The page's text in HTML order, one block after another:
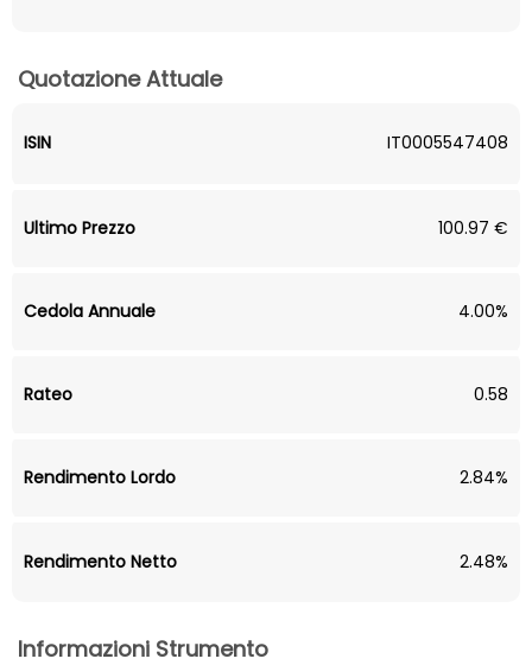
Quotazione Attuale
ISIN IT0005547408
Ultimo Prezzo 100.97 €
Cedola Annuale 4.00%
Rateo 0.58
Rendimento Lordo 2.84%
Rendimento Netto 2.48%
Informazioni Strumento